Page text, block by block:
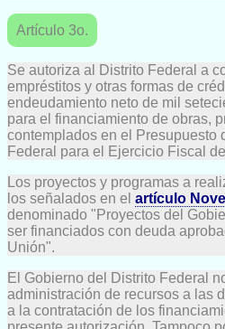
Artículo 3o.
Se autoriza al Distrito Federal a
empréstitos y otras formas de
endeudamiento neto de mil
para el financiamiento de obras,
contemplados en el Presupuesto
Federal para el Ejercicio Fiscal
Los proyectos y programas a
los señalados en el artículo
denominado "Proyectos del
ser financiados con deuda
Unión".
El Gobierno del Distrito Federal
administración de recursos a las
a la contratación de los